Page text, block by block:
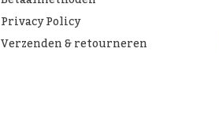
Privacy Policy
Verzenden & retourneren